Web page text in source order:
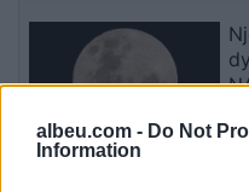
albeu.com - Do Not
Information